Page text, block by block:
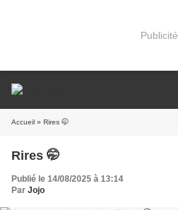
Publicité
Accueil » Rires 🤭
Rires 🤭
Publié le 14/08/2025 à 13:14
Par Jojo